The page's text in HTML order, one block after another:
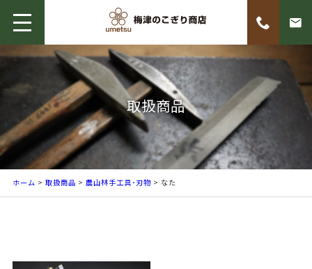
取扱商品
ホーム > 取扱商品 > 農山林手工具･刃物 > なた